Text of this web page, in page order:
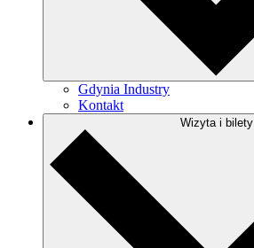
Gdynia Industry
Kontakt
Wizyta i bilety